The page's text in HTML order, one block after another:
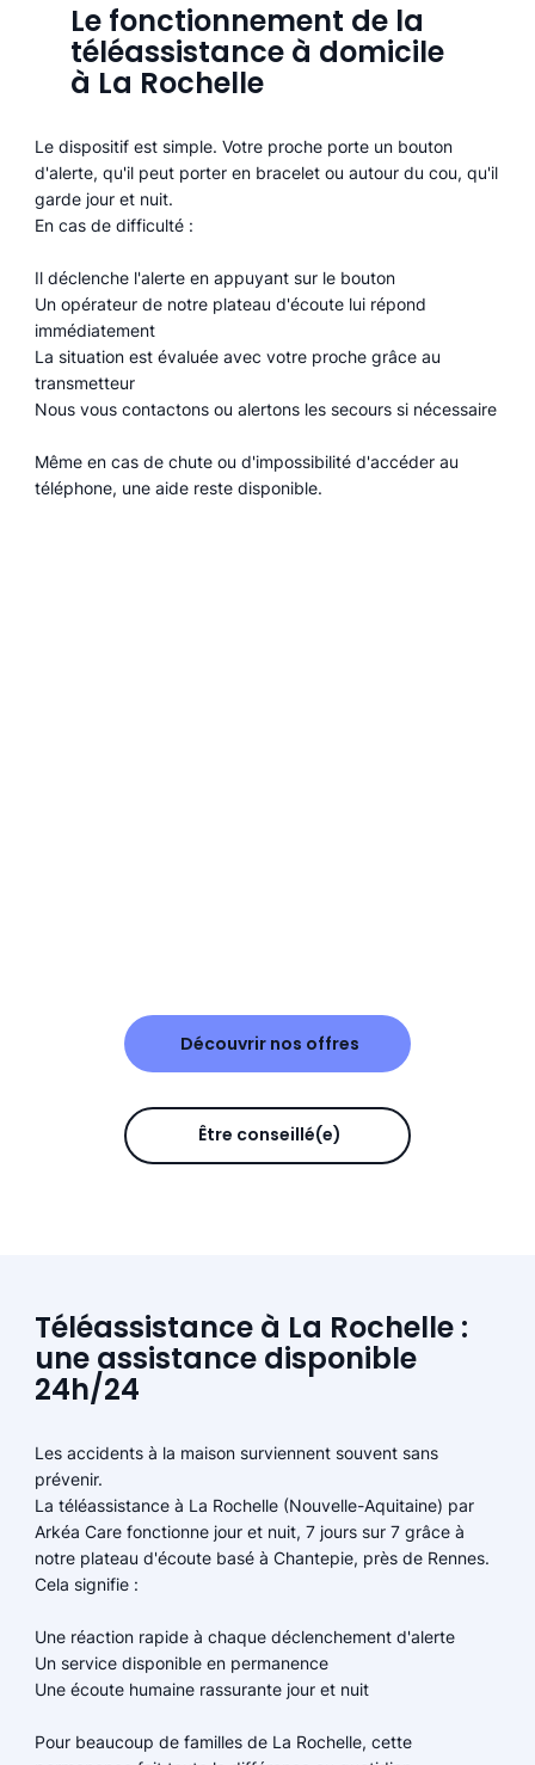
Découvrir nos offres
Être conseillé(e)
Le fonctionnement de la
téléassistance à domicile
à La Rochelle
Le dispositif est simple. Votre proche porte un bouton
d'alerte, qu'il peut porter en bracelet ou autour du cou, qu'il
garde jour et nuit.
En cas de difficulté :
Il déclenche l'alerte en appuyant sur le bouton
Un opérateur de notre plateau d'écoute lui répond
immédiatement
La situation est évaluée avec votre proche grâce au
transmetteur
Nous vous contactons ou alertons les secours si nécessaire
Même en cas de chute ou d'impossibilité d'accéder au
téléphone, une aide reste disponible.
Téléassistance à La Rochelle :
une assistance disponible
24h/24
Les accidents à la maison surviennent souvent sans
prévenir.
La téléassistance à La Rochelle (Nouvelle-Aquitaine) par
Arkéa Care fonctionne jour et nuit, 7 jours sur 7 grâce à
notre plateau d'écoute basé à Chantepie, près de Rennes.
Cela signifie :
Une réaction rapide à chaque déclenchement d'alerte
Un service disponible en permanence
Une écoute humaine rassurante jour et nuit
Pour beaucoup de familles de La Rochelle, cette